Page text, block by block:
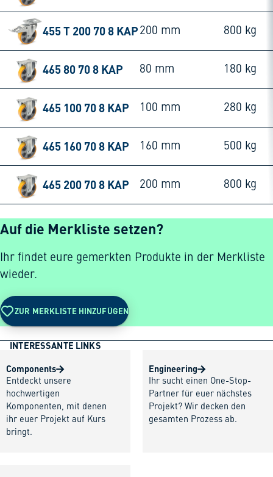
455 T 200 70 8 KAP 200 mm 800 kg
465 80 70 8 KAP 80 mm 180 kg
465 100 70 8 KAP 100 mm 280 kg
465 160 70 8 KAP 160 mm 500 kg
465 200 70 8 KAP 200 mm 800 kg
Auf die Merkliste setzen?
Ihr findet eure gemerkten Produkte in der Merkliste
wieder.
ZUR MERKLISTE HINZUFÜGEN
INTERESSANTE LINKS
Components
Entdeckt unsere
hochwertigen
Komponenten, mit denen
ihr euer Projekt auf Kurs
bringt.
Engineering
Ihr sucht einen One-Stop-
Partner für euer nächstes
Projekt? Wir decken den
gesamten Prozess ab.